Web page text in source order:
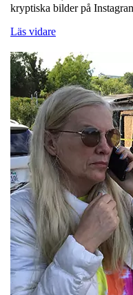
kryptiska bilder på
Läs vidare